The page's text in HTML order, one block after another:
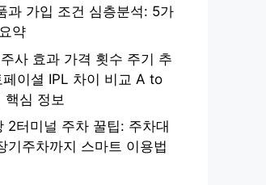
과 가입 조건 심층분석: 5가
약
사 효과 가격 횟수 주기 추
이셜 IPL 차이 비교 A to
핵심 정보
2터미널 주차 꿀팁: 주차대
기주차까지 스마트 이용법